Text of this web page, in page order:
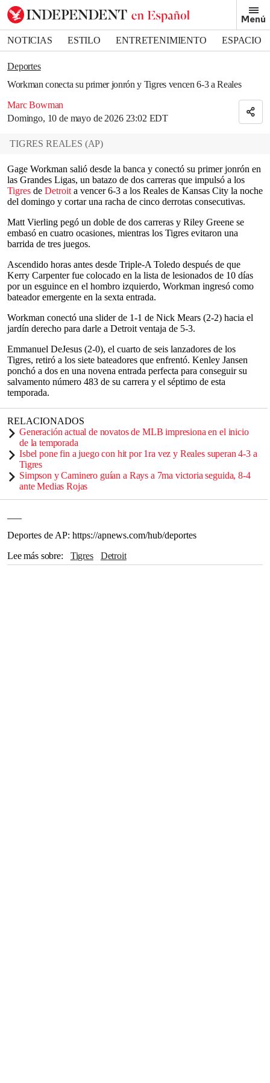
Menú
NOTICIAS ESTILO ENTRETENIMIENTO
ESPACIO
DEPORTES
Deportes
Workman conecta su primer jonrón y Tigres vencen 6-3 a Reales
Marc Bowman
Domingo, 10 de mayo de 2026 23:02 EDT
Bookmark popover
Removed from bookmarks
Close popover
TIGRES REALES (AP)
Gage Workman salió desde la banca y conectó su primer jonrón en
las Grandes Ligas, un batazo de dos carreras que impulsó a los
Tigres de Detroit a vencer 6-3 a los Reales de Kansas City la noche
del domingo y cortar una racha de cinco derrotas consecutivas.
Matt Vierling pegó un doble de dos carreras y Riley Greene se
embasó en cuatro ocasiones, mientras los Tigres evitaron una
barrida de tres juegos.
Ascendido horas antes desde Triple-A Toledo después de que
Kerry Carpenter fue colocado en la lista de lesionados de 10 días
por un esguince en el hombro izquierdo, Workman ingresó como
bateador emergente en la sexta entrada.
Workman conectó una slider de 1-1 de Nick Mears (2-2) hacia el
jardín derecho para darle a Detroit ventaja de 5-3.
Emmanuel DeJesus (2-0), el cuarto de seis lanzadores de los
Tigres, retiró a los siete bateadores que enfrentó. Kenley Jansen
ponchó a dos en una novena entrada perfecta para conseguir su
salvamento número 483 de su carrera y el séptimo de esta
temporada.
RELACIONADOS
Generación actual de novatos de MLB impresiona en el inicio
de la temporada
Isbel pone fin a juego con hit por 1ra vez y Reales superan 4-3 a
Tigres
Simpson y Caminero guían a Rays a 7ma victoria seguida, 8-4
ante Medias Rojas
Deportes de AP: https://apnews.com/hub/deportes
Lee más sobre
Tigres Detroit